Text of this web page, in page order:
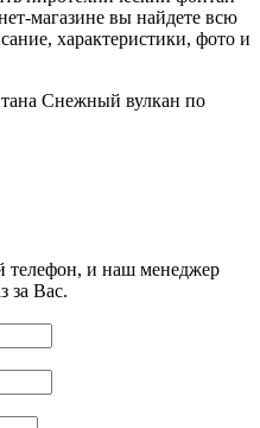
магазине вы найдете всю
характеристики, фото и
Снежный вулкан по
телефон, и наш менеджер
за Вас.